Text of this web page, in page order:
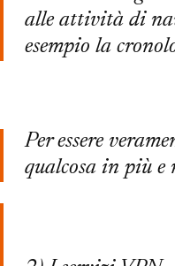
alle attività di
esempio la
Per essere
qualcosa in più e